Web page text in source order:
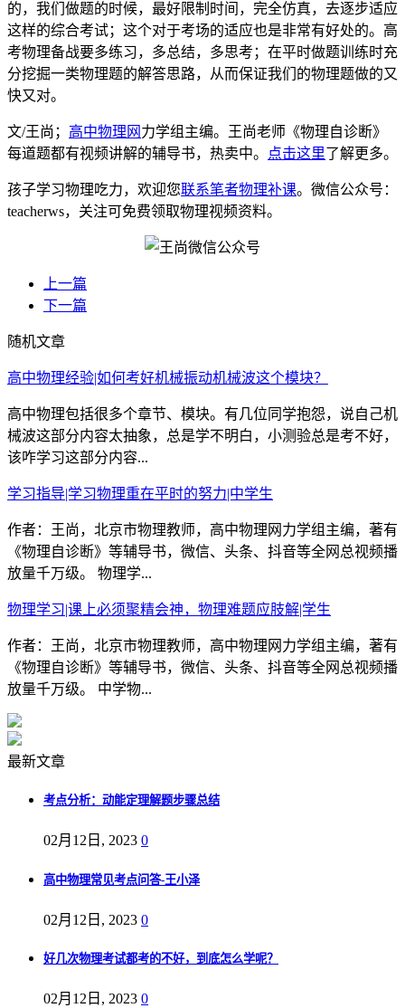
的，我们做题的时候，最好限制时间，完全仿真，去逐步适应
这样的综合考试；这个对于考场的适应也是非常有好处的。高
考物理备战要多练习，多总结，多思考；在平时做题训练时充
分挖掘一类物理题的解答思路，从而保证我们的物理题做的又
快又对。
文/王尚； 高中物理网 力学组主编。王尚老师《物理自诊断》
每道题都有视频讲解的辅导书，热卖中。
点击这里了解更多。
孩子学习物理吃力，欢迎您联系笔者物理补课。微信公众号：
teacherws，关注可免费领取物理视频资料。
上一篇
下一篇
随机文章
高中物理经验|如何考好机械振动机械波这个模块？
高中物理包括很多个章节、模块。有几位同学抱怨，说自己机
械波这部分内容太抽象，总是学不明白，小测验总是考不好，
该咋学习这部分内容...
学习指导|学习物理重在平时的努力|中学生
作者：王尚，北京市物理教师，高中物理网力学组主编，著有
《物理自诊断》等辅导书，微信、头条、抖音等全网总视频播
放量千万级。 物理学...
物理学习|课上必须聚精会神，物理难题应肢解|学生
作者：王尚，北京市物理教师，高中物理网力学组主编，著有
《物理自诊断》等辅导书，微信、头条、抖音等全网总视频播
放量千万级。 中学物...
最新文章
考点分析：动能定理解题步骤总结
02月12日, 2023 0
高中物理常见考点问答-王小泽
02月12日, 2023 0
好几次物理考试都考的不好，到底怎么学呢？
02月12日, 2023 0